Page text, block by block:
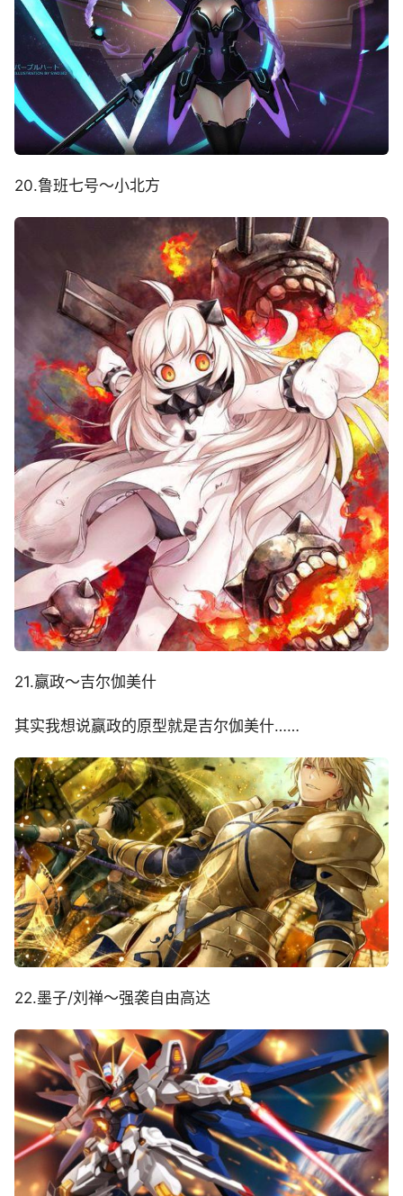
20.鲁班七号～小北方
21.赢政～吉尔伽美什
其实我想说赢政的原型就是吉尔伽美什……
22.墨子/刘禅～强袭自由高达